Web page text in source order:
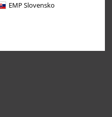
EMP Slovensko